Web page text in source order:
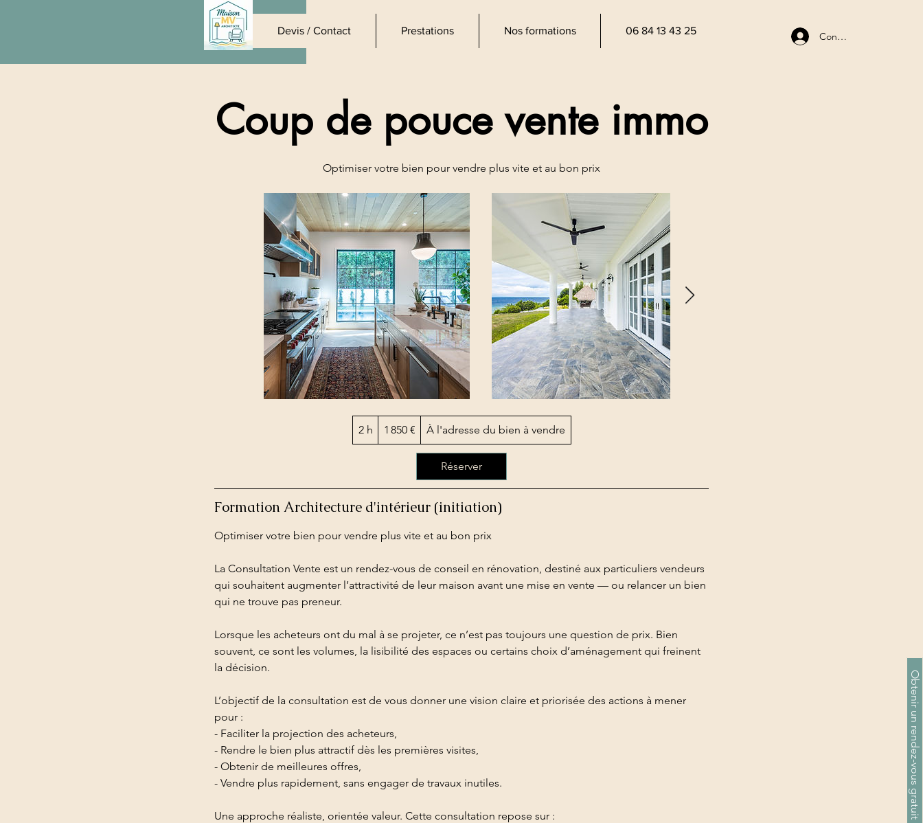
Maison MV
Architecte d'intérieur
Devis / Contact Prestations Nos formations 06 84 13 43 25 Connexion
Obtenir un rendez-vous gratuit
Coup de pouce vente immo
Optimiser votre bien pour vendre plus vite et au bon prix
2 h
h
euros
1 850 € À l'adresse du bien à vendre
Réserver
Formation Architecture d'intérieur (initiation)
Optimiser votre bien pour vendre plus vite et au bon prix
La Consultation Vente est un rendez-vous de conseil en rénovation, destiné aux particuliers vendeurs
qui souhaitent augmenter l’attractivité de leur maison avant une mise en vente — ou relancer un bien
qui ne trouve pas preneur.
Lorsque les acheteurs ont du mal à se projeter, ce n’est pas toujours une question de prix. Bien
souvent, ce sont les volumes, la lisibilité des espaces ou certains choix d’aménagement qui freinent
la décision.
L’objectif de la consultation est de vous donner une vision claire et priorisée des actions à mener
pour :
- Faciliter la projection des acheteurs,
- Rendre le bien plus attractif dès les premières visites,
- Obtenir de meilleures offres,
- Vendre plus rapidement, sans engager de travaux inutiles.
Une approche réaliste, orientée valeur. Cette consultation repose sur :